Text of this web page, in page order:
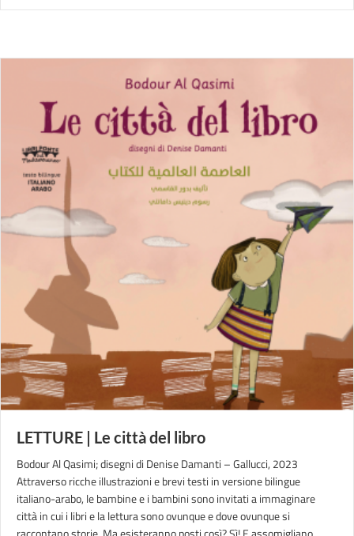
LETTURE | Le città del libro
Bodour Al Qasimi; disegni di Denise Damanti – Gallucci, 2023
Attraverso ricche illustrazioni e brevi testi in versione bilingue
italiano-arabo, le bambine e i bambini sono invitati a immaginare
città in cui i libri e la lettura sono ovunque e dove ovunque si